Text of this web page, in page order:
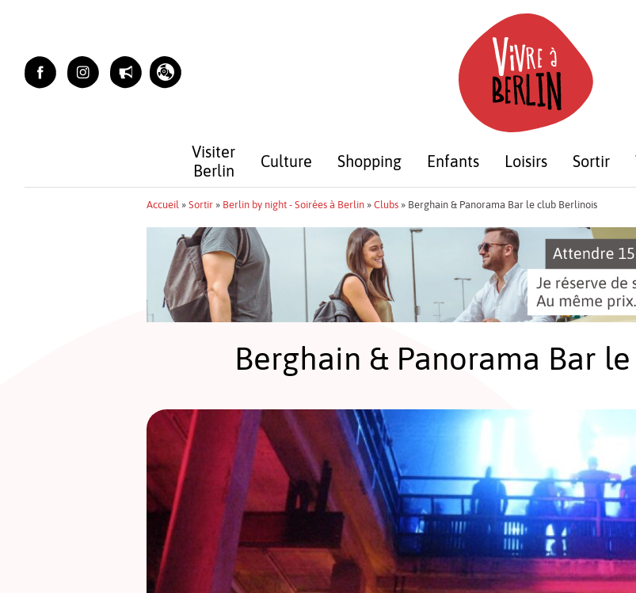
Visiter
Berlin
Culture Shopping Enfants Loisirs Sortir
Accueil » Sortir» Berlin by night - Soirées à Berlin» Clubs» Berghain & Panorama Bar le club Berlinois
Berghain & Panorama Bar